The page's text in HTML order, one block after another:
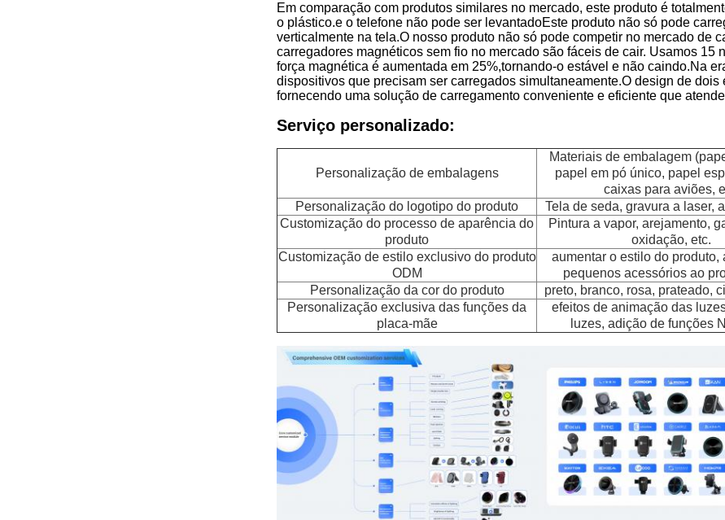
Em comparação com produtos similares no mercado, este produto é
o plástico.e o telefone não pode ser levantadoEste produto não só pode
verticalmente na tela.O nosso produto não só pode competir no mercado de
carregadores magnéticos sem fio no mercado são fáceis de cair. Usamos
força magnética é aumentada em 25%,tornando-o estável e não caindo.Na
dispositivos que precisam ser carregados simultaneamente.O design de dois
fornecendo uma solução de carregamento conveniente e eficiente que
Serviço personalizado:
Personalização de embalagens
Materiais de embalagem
papel em pó único, papel
caixas para aviões,
Personalização do logotipo do produto
Tela de seda, gravura a laser,
Customização do processo de aparência do
produto
Pintura a vapor, arejamento,
oxidação, etc.
Customização de estilo exclusivo do produto
ODM
aumentar o estilo do produto,
pequenos acessórios ao
Personalização da cor do produto
preto, branco, rosa, prateado,
Personalização exclusiva das funções da
placa-mãe
efeitos de animação das
luzes, adição de funções